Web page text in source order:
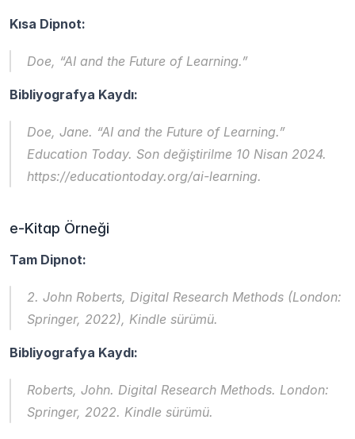
Kısa Dipnot:
Doe, “AI and the Future of Learning.”
Bibliyografya Kaydı:
Education Today. Son değiştirilme 10 Nisan 2024.
https://educationtoday.org/ai-learning.
e-Kitap Örneği
Tam Dipnot:
2. John Roberts, Digital Research Methods (London:
Springer, 2022), Kindle sürümü.
Bibliyografya Kaydı:
Roberts, John. Digital Research Methods. London:
Springer, 2022. Kindle sürümü.